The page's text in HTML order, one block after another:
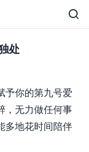
处
予你的第九号爱
，无力做任何事
多地花时间陪伴